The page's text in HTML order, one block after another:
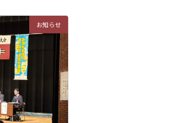
お知らせ